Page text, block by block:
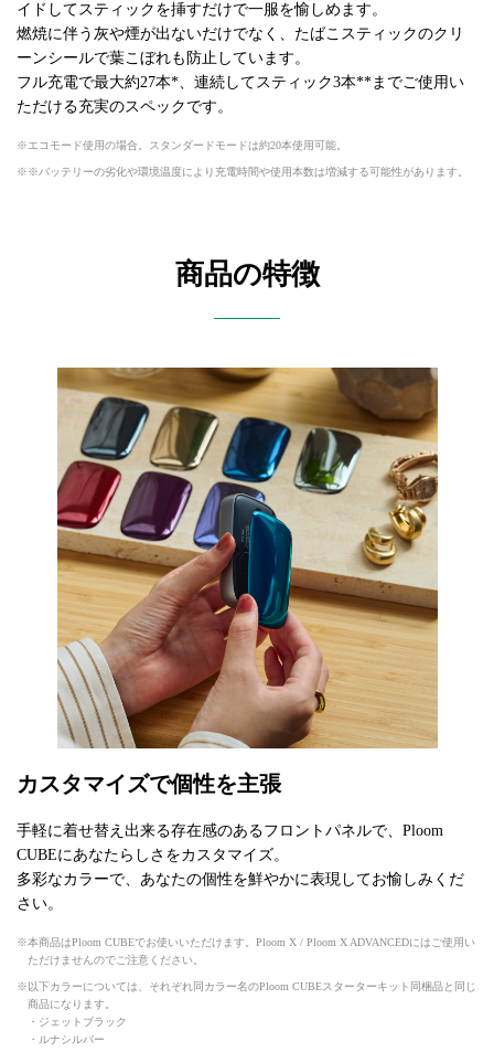
イドしてスティックを挿すだけで一服を愉しめます。
燃焼に伴う灰や煙が出ないだけでなく、たばこスティックのクリ
ーンシールで葉こぼれも防止しています。
フル充電で最大約27本*、連続してスティック3本**までご使用い
ただける充実のスペックです。
エコモード使用の場合。スタンダードモードは約20本使用可能。
※バッテリーの劣化や環境温度により充電時間や使用本数は増減する可能性があります。
商品の特徴
カスタマイズで個性を主張
手軽に着せ替え出来る存在感のあるフロントパネルで、Ploom
CUBEにあなたらしさをカスタマイズ。
多彩なカラーで、あなたの個性を鮮やかに表現してお愉しみくだ
さい。
本商品はPloom CUBEでお使いいただけます。Ploom X / Ploom X ADVANCEDにはご使用い
ただけませんのでご注意ください。
以下カラーについては、それぞれ同カラー名のPloom CUBEスターターキット同梱品と同じ
商品になります。
・ジェットブラック
・ルナシルバー